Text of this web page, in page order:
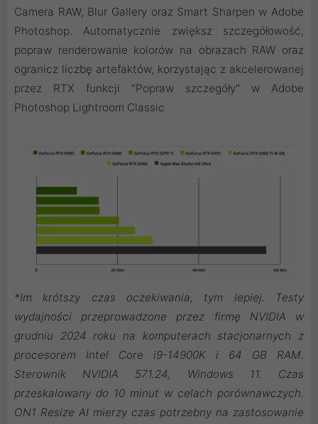
Camera RAW, Blur Gallery oraz Smart Sharpen w Adobe
Photoshop. Automatycznie zwiększ szczegółowość,
popraw renderowanie kolorów na obrazach RAW oraz
ogranicz liczbę artefaktów, korzystając z akcelerowanej
przez RTX funkcji "Popraw szczegóły" w Adobe
Photoshop Lightroom Classic
*Im krótszy czas oczekiwania, tym lepiej. Testy
wydajności przeprowadzone przez firmę NVIDIA w
grudniu 2024 roku na komputerach stacjonarnych z
procesorem Intel Core i9-14900K i 64 GB RAM.
Sterownik NVIDIA 571.24, Windows 11. Czas
przeskalowany do 10 minut w celach porównawczych.
ON1 Resize AI mierzy czas potrzebny na zastosowanie